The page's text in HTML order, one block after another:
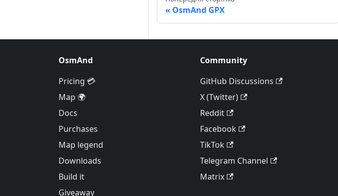
OsmAnd GPX
OsmAnd
Pricing 💳
Map 🌍
Docs
Purchases
Map legend
Downloads
Build it
Giveaway
Community
GitHub Discussions
X (Twitter)
Reddit
Facebook
TikTok
Telegram Channel
Matrix